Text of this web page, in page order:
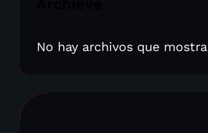
No hay archivos que